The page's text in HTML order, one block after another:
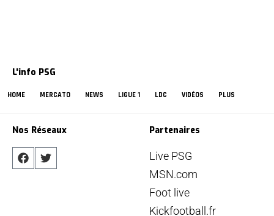
L'info PSG
HOME MERCATO NEWS LIGUE 1 LDC VIDÉOS PLUS
Nos Réseaux Partenaires
Live PSG
MSN.com
Foot live
Kickfootball.fr